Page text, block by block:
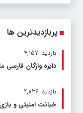
پربازدیدترین ها
بازدید: 4,157
دایره واژگان فارسی
بازدید: 2,836
خیانت امنیتی و